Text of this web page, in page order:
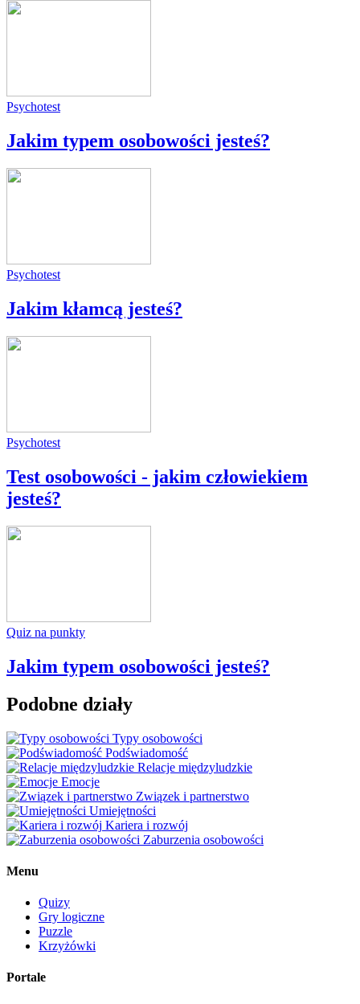
Psychotest
Jakim typem osobowości jesteś?
Psychotest
Jakim kłamcą jesteś?
Psychotest
Test osobowości - jakim człowiekiem
jesteś?
Quiz na punkty
Jakim typem osobowości jesteś?
Podobne działy
Typy osobowości
Podświadomość
Relacje międzyludzkie
Emocje
Związek i partnerstwo
Umiejętności
Kariera i rozwój
Zaburzenia osobowości
Menu
Quizy
Gry logiczne
Puzzle
Krzyżówki
Portale